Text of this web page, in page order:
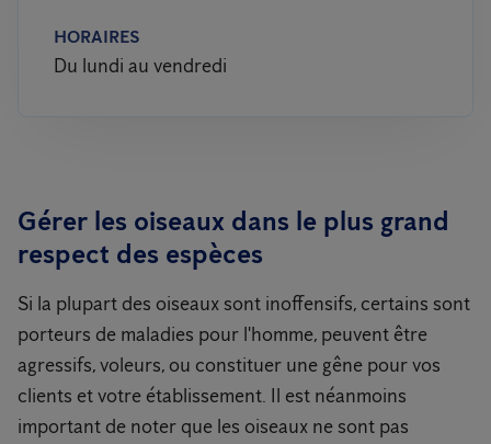
HORAIRES
Du lundi au vendredi
Gérer les oiseaux dans le plus grand
respect des espèces
Si la plupart des oiseaux sont inoffensifs, certains sont
porteurs de maladies pour l'homme, peuvent être
agressifs, voleurs, ou constituer une gêne pour vos
clients et votre établissement. Il est néanmoins
important de noter que les oiseaux ne sont pas